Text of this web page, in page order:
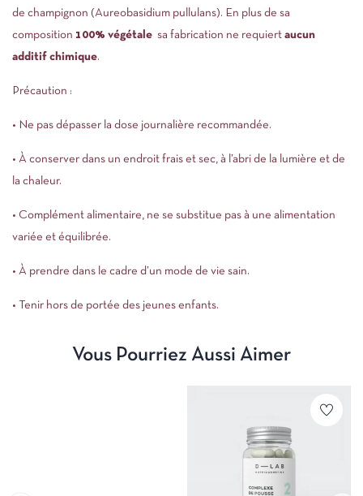
de champignon (Aureobasidium pullulans). En plus de sa
composition 100% végétale sa fabrication ne requiert aucun
additif chimique.
Précaution :
• Ne pas dépasser la dose journalière recommandée.
• À conserver dans un endroit frais et sec, à l’abri de la lumière et de
la chaleur.
• Complément alimentaire, ne se substitue pas à une alimentation
variée et équilibrée.
• À prendre dans le cadre d’un mode de vie sain.
• Tenir hors de portée des jeunes enfants.
Vous Pourriez Aussi Aimer